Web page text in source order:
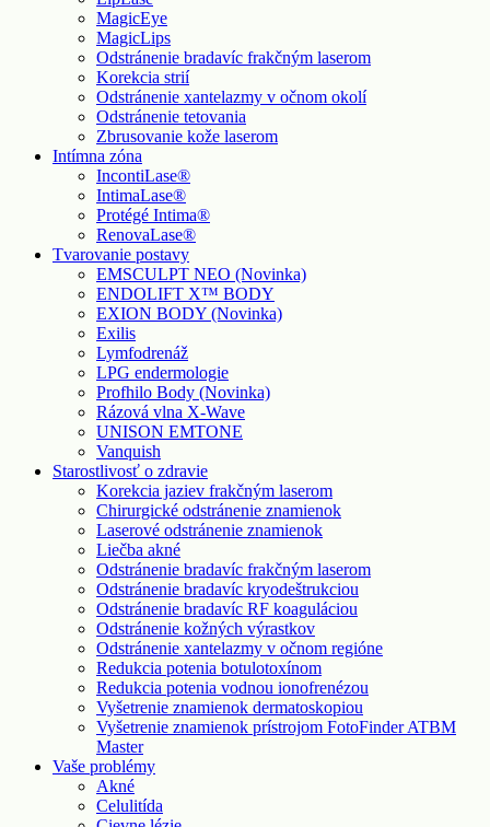
MagicEye
MagicLips
Odstránenie bradavíc frakčným laserom
Korekcia strií
Odstránenie xantelazmy v očnom okolí
Odstránenie tetovania
Zbrusovanie kože laserom
Intímna zóna
IncontiLase®
IntimaLase®
Protégé Intima®
RenovaLase®
Tvarovanie postavy
EMSCULPT NEO (Novinka)
ENDOLIFT X™ BODY
EXION BODY (Novinka)
Exilis
Lymfodrenáž
LPG endermologie
Profhilo Body (Novinka)
Rázová vlna X-Wave
UNISON EMTONE
Vanquish
Starostlivosť o zdravie
Korekcia jaziev frakčným laserom
Chirurgické odstránenie znamienok
Laserové odstránenie znamienok
Liečba akné
Odstránenie bradavíc frakčným laserom
Odstránenie bradavíc kryodeštrukciou
Odstránenie bradavíc RF koaguláciou
Odstránenie kožných výrastkov
Odstránenie xantelazmy v očnom regióne
Redukcia potenia botulotoxínom
Redukcia potenia vodnou ionofrenézou
Vyšetrenie znamienok dermatoskopiou
Vyšetrenie znamienok prístrojom FotoFinder ATBM
Master
Vaše problémy
Akné
Celulitída